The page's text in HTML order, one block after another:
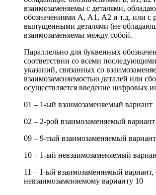
взаимозаменяемы с деталями,
обозначениями А, А1, А2 и т.д. или с
выпущенными деталями (не
взаимозаменяемы между собой.
Параллельно для буквенных
соответствии со всеми
указаний, связанных со
взаимозаменяемостью деталей или
осуществляется введение цифровых
01 – 1-ый взаимозаменяемый вариант
02 – 2-рой взаимозаменяемый вариант
09 – 9-тый взаимозаменяемый вариант
10 – 1-ый невзаимозаменяемый
11 – 1-ый взаимозаменяемый
невзаимозаменяемому варианту 10